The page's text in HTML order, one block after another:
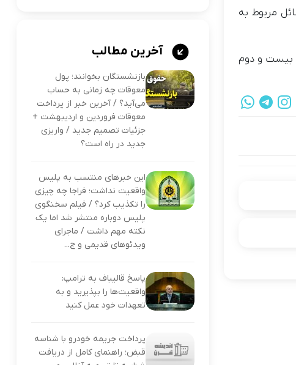
مربوط به
بیست و دوم
آخرین مطالب
بازنشستگان بخوانند؛ پول
معوقات چه زمانی به حساب
می‌آید؟ / آخرین خبر از پرداخت
معوقات فروردین و اردیبهشت +
جزئیات تصمیم جدید / واریزی
جدید در راه است؟
این خبرهای منتسب به پلیس
واقعیت نداشت؛ فراجا چه چیزی
را تکذیب کرد؟ / فیلم سخنگوی
پلیس دوباره منتشر شد اما یک
نکته مهم داشت / ماجرای
ویدئوهای قدیمی و ج...
پاسخ قالیباف به ترامپ:
واقعیت‌ها را بپذیرید و به
تعهدات خود عمل کنید
پرداخت جریمه خودرو با شناسه
قبض؛ راهنمای کامل از دریافت